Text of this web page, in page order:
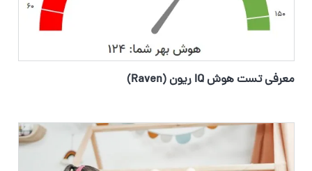
معرفی تست هوش IQ ریون (Raven)